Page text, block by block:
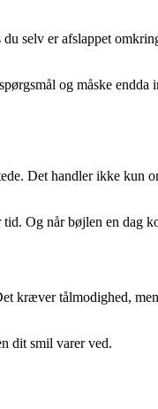
selv er afslappet
og måske
Det handler ikke
Og når bøjlen en
kræver tålmodighed,
dit smil varer ved.